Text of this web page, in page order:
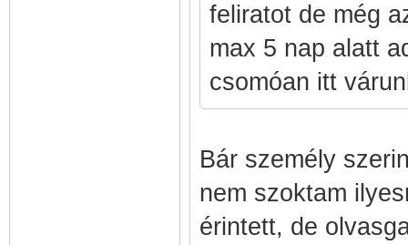
feliratot de még
max 5 nap alatt
csomóan itt
Bár személy
nem szoktam
érintett, de